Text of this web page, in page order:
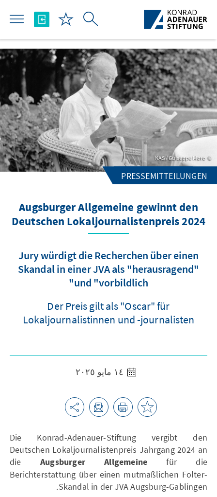
تخطي إلى المحتوى الرئيسي
PRESSEMITTEILUNGEN
Augsburger Allgemeine gewinnt den
Deutschen Lokaljournalistenpreis 2024
Jury würdigt die Recherchen über einen
Skandal in einer JVA als "herausragend"
und "vorbildlich"
Der Preis gilt als "Oscar" für
Lokaljournalistinnen und -journalisten
Die Konrad-Adenauer-Stiftung vergibt den
Deutschen Lokaljournalistenpreis Jahrgang 2024 an
die Augsburger Allgemeine für die
Berichterstattung über einen mutmaßlichen Folter-
Skandal in der JVA Augsburg-Gablingen.